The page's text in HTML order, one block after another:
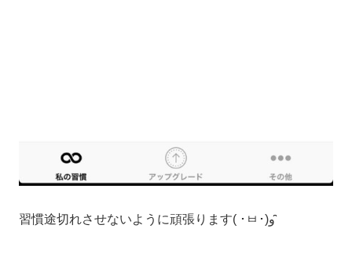
習慣途切れさせないように頑張ります( ･ㅂ･)و ̑̑